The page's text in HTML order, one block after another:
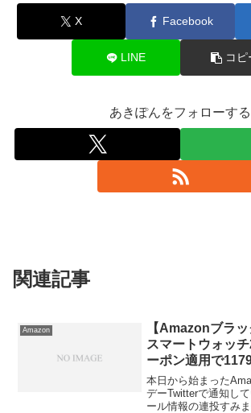
X Facebook
LINE コピ
あきぽんをフォローする
関連記事
Amazon
【Amazonブラッ
スマートウォッ
ーポン適用で
コンタクトレン
本日から始まった
デーTwitterで通知し
ール情報の連投すみ